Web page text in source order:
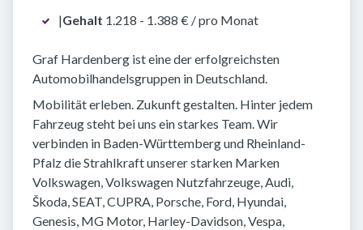
|Gehalt 1.218 - 1.388 € / pro Monat
Graf Hardenberg ist eine der erfolgreichsten
Automobilhandelsgruppen in Deutschland.
Mobilität erleben. Zukunft gestalten. Hinter jedem
Fahrzeug steht bei uns ein starkes Team. Wir
verbinden in Baden-Württemberg und Rheinland-
Pfalz die Strahlkraft unserer starken Marken
Volkswagen, Volkswagen Nutzfahrzeuge, Audi,
Škoda, SEAT, CUPRA, Porsche, Ford, Hyundai,
Genesis, MG Motor, Harley-Davidson, Vespa,